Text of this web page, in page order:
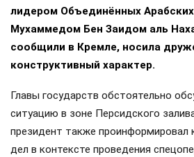
лидером Объединённых
Мухаммедом Бен Заидом аль
сообщили в Кремле, носила
конструктивный характер.
Главы государств обстоятельно
ситуацию в зоне Персидского
президент также проинформировал
дел в контексте проведения